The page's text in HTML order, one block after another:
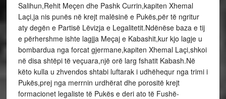
Salihun,Rehit Meçen dhe Pashk Currin,kapiten Xhemal
Laçi,ja nis punës në krejt malësinë e Pukës,për të ngritur
aty degën e Partisë Lëvizja e Legalitetit.Ndënëse baza e tij
e përhershme ishte lagjja Meçaj e Kabashit,kur kjo lagje u
bombardua nga forcat gjermane,kapiten Xhemal Laçi,shkoi
në disa shtëpi të veçuara,një orë larg fshatit Kabash.Në
këto kulla u zhvendos shtabi luftarak i udhëhequr nga trimi i
Pukës,prej nga merrnin urdhërat dhe porositë krejt
formacionet legaliste të Pukës e deri ato të Fushë-